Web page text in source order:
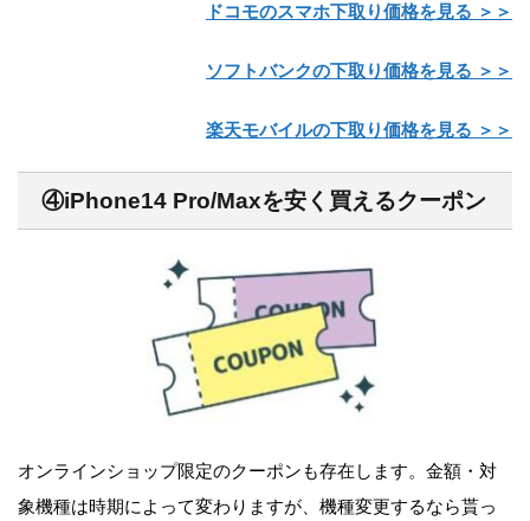
ドコモのスマホ下取り価格を見る ＞＞
ソフトバンクの下取り価格を見る ＞＞
楽天モバイルの下取り価格を見る ＞＞
④iPhone14 Pro/Maxを安く買えるクーポン
オンラインショップ限定のクーポンも存在します。金額・対
象機種は時期によって変わりますが、機種変更するなら貰っ